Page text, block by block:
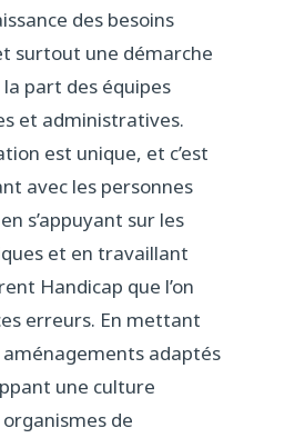
des besoins
surtout une démarche
part des équipes
et administratives.
est unique, et c’est
avec les personnes
s’appuyant sur les
et en travaillant
Handicap que l’on
erreurs. En mettant
aménagements adaptés
une culture
de